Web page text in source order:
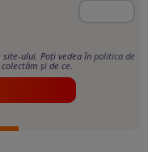
site-ului. Poți vedea în politica de
și de ce.